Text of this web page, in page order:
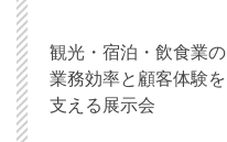
観光・宿泊・飲食業の
業務効率と顧客体験を
支える展示会